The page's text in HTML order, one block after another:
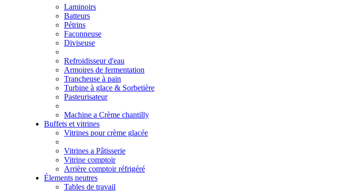
Laminoirs
Batteurs
Pétrins
Façonneuse
Diviseuse
Refroidisseur d'eau
Armoires de fermentation
Trancheuse à pain
Turbine à glace & Sorbetière
Pasteurisateur
Machine a Crème chantilly
Buffets et vitrines
Vitrines pour crème glacée
Vitrines a Pâtisserie
Vitrine comptoir
Arrière comptoir réfrigéré
Élements neutres
Tables de travail